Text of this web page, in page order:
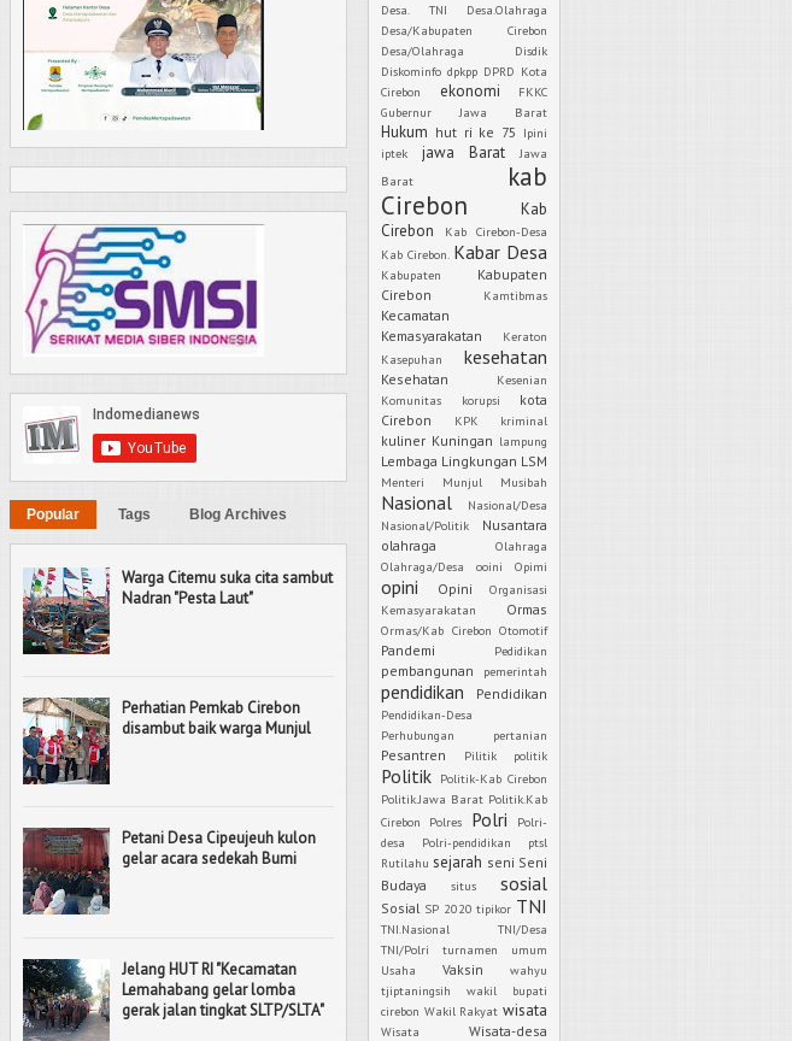
Popular Tags Blog Archives
Warga Citemu suka cita sambut
Nadran "Pesta Laut"
Perhatian Pemkab Cirebon
disambut baik warga Munjul
Petani Desa Cipeujeuh kulon
gelar acara sedekah Bumi
Jelang HUT RI "Kecamatan
Lemahabang gelar lomba
gerak jalan tingkat SLTP/SLTA"
Desa. TNI
Desa.Olahraga
Desa/Kabupaten Cirebon
Desa/Olahraga
Disdik
Diskominfo dpkpp DPRD Kota
Cirebon
ekonomi
FKKC
Gubernur Jawa Barat
Hukum hut ri ke 75 Ipini
iptek
jawa Barat
Jawa
Barat
kab
Cirebon
Kab
Cirebon
Kab Cirebon-Desa
Kab Cirebon. Kabar Desa
Kabupaten
Kabupaten
Cirebon
Kamtibmas
Kecamatan
Kemasyarakatan
Keraton
Kasepuhan
kesehatan
Kesehatan
Kesenian
Komunitas
korupsi
kota
Cirebon
KPK kriminal
kuliner Kuningan lampung
Lembaga Lingkungan LSM
Menteri Munjul Musibah
Nasional
Nasional/Desa
Nasional/Politik
Nusantara
olahraga
Olahraga
Olahraga/Desa
ooini Opimi
opini Opini
Organisasi
Kemasyarakatan
Ormas
Ormas/Kab Cirebon Otomotif
Pandemi Pedidikan
pembangunan pemerintah
pendidikan Pendidikan
Pendidikan-Desa
Perhubungan
pertanian
Pesantren Pilitik politik
Politik Politik-Kab Cirebon
Politik.Jawa Barat Politik.Kab
Cirebon
Polres Polri
Polri-
desa
Polri-pendidikan
ptsl
Rutilahu sejarah seni Seni
Budaya
situs sosial
Sosial SP 2020 tipikor TNI
TNI.Nasional
TNI/Desa
TNI/Polri
turnamen
umum
Usaha
Vaksin
wahyu
tjiptaningsih
wakil bupati
cirebon Wakil Rakyat wisata
Wisata Wisata-desa